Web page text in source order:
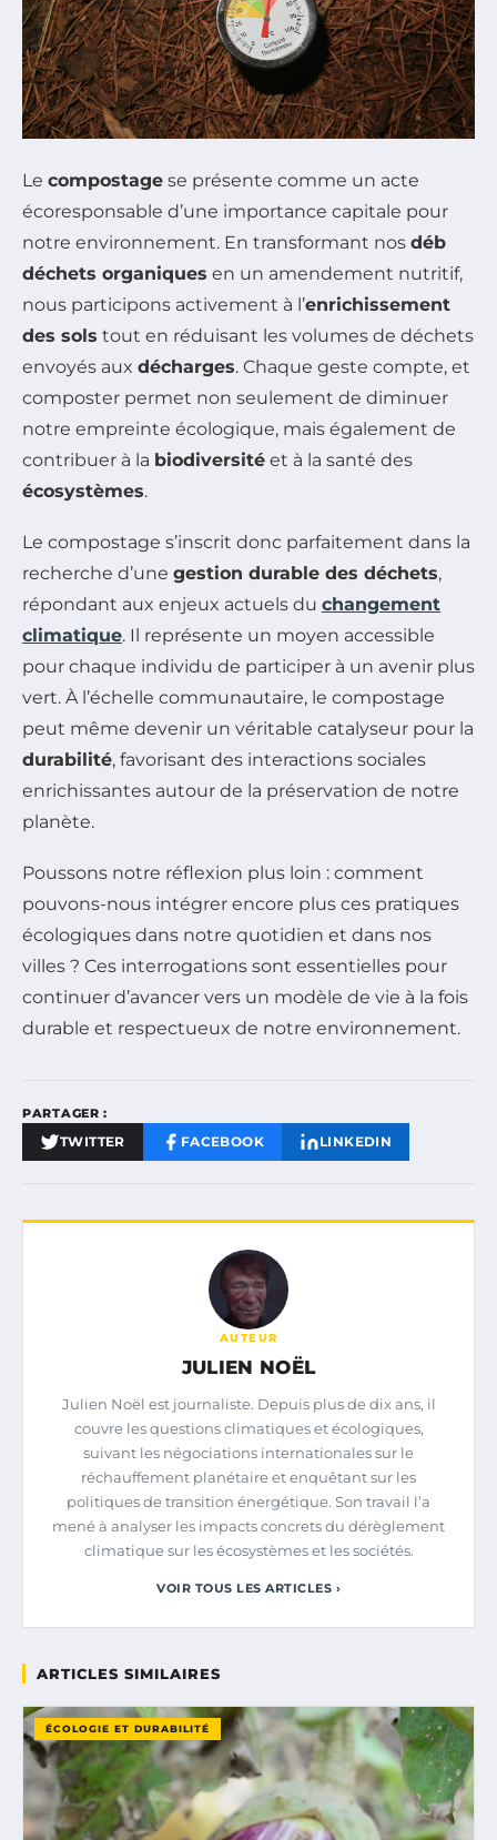
Le compostage se présente comme un acte
écoresponsable d’une importance capitale pour
notre environnement. En transformant nos déb
déchets organiques en un amendement nutritif,
nous participons activement à l’enrichissement
des sols tout en réduisant les volumes de déchets
envoyés aux décharges. Chaque geste compte, et
composter permet non seulement de diminuer
notre empreinte écologique, mais également de
contribuer à la biodiversité et à la santé des
écosystèmes.
Le compostage s’inscrit donc parfaitement dans la
recherche d’une gestion durable des déchets,
répondant aux enjeux actuels du changement
climatique. Il représente un moyen accessible
pour chaque individu de participer à un avenir plus
vert. À l’échelle communautaire, le compostage
peut même devenir un véritable catalyseur pour la
durabilité, favorisant des interactions sociales
enrichissantes autour de la préservation de notre
planète.
Poussons notre réflexion plus loin : comment
pouvons-nous intégrer encore plus ces pratiques
écologiques dans notre quotidien et dans nos
villes ? Ces interrogations sont essentielles pour
continuer d’avancer vers un modèle de vie à la fois
durable et respectueux de notre environnement.
PARTAGER :
TWITTER FACEBOOK LINKEDIN
AUTEUR
JULIEN NOËL
Julien Noël est journaliste. Depuis plus de dix ans, il
couvre les questions climatiques et écologiques,
suivant les négociations internationales sur le
réchauffement planétaire et enquêtant sur les
politiques de transition énergétique. Son travail l’a
mené à analyser les impacts concrets du dérèglement
climatique sur les écosystèmes et les sociétés.
VOIR TOUS LES ARTICLES ›
ARTICLES SIMILAIRES
ÉCOLOGIE ET DURABILITÉ